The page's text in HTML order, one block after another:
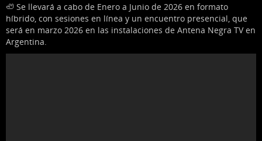
🦥 Se llevará a cabo de Enero a Junio de 2026 en formato
híbrido, con sesiones en línea y un encuentro presencial, que
será en marzo 2026 en las instalaciones de Antena Negra TV en
Argentina.